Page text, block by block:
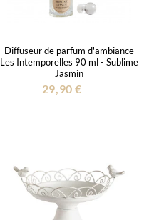
Diffuseur de parfum d'ambiance
Les Intemporelles 90 ml - Sublime
Jasmin
29,90 €